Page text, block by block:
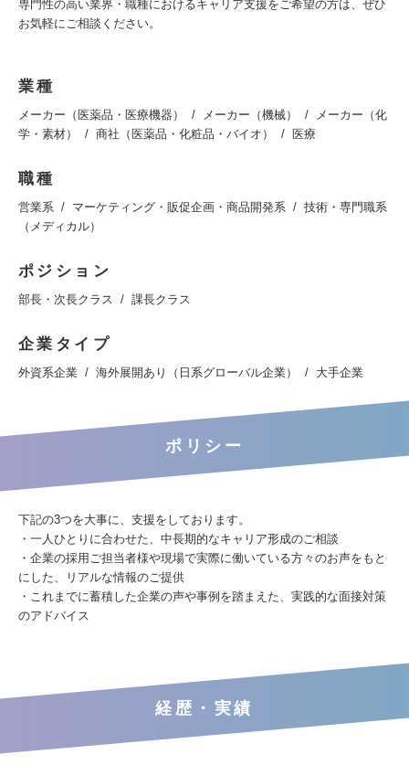
専門性の高い業界・職種におけるキャリア支援をご希望の方は、ぜひ
お気軽にご相談ください。
業種
メーカー（医薬品・医療機器） メーカー（機械）
メーカー（化
学・素材）
商社（医薬品・化粧品・バイオ） 医療
職種
営業系 マーケティング・販促企画・商品開発系
技術・専門職系
（メディカル）
ポジション
部長・次長クラス 課長クラス
企業タイプ
外資系企業 海外展開あり（日系グローバル企業） 大手企業
ポリシー
下記の3つを大事に、支援をしております。
・一人ひとりに合わせた、中長期的なキャリア形成のご相談
・企業の採用ご担当者様や現場で実際に働いている方々のお声をもと
にした、リアルな情報のご提供
・これまでに蓄積した企業の声や事例を踏まえた、実践的な面接対策
のアドバイス
経歴・実績